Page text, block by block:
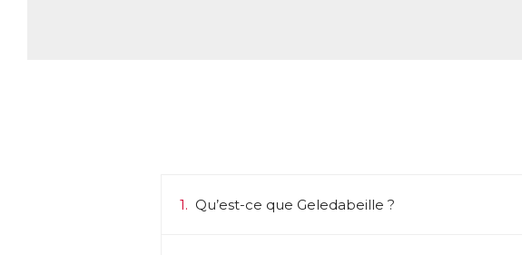
1. Qu’est-ce que Geledabeille ?